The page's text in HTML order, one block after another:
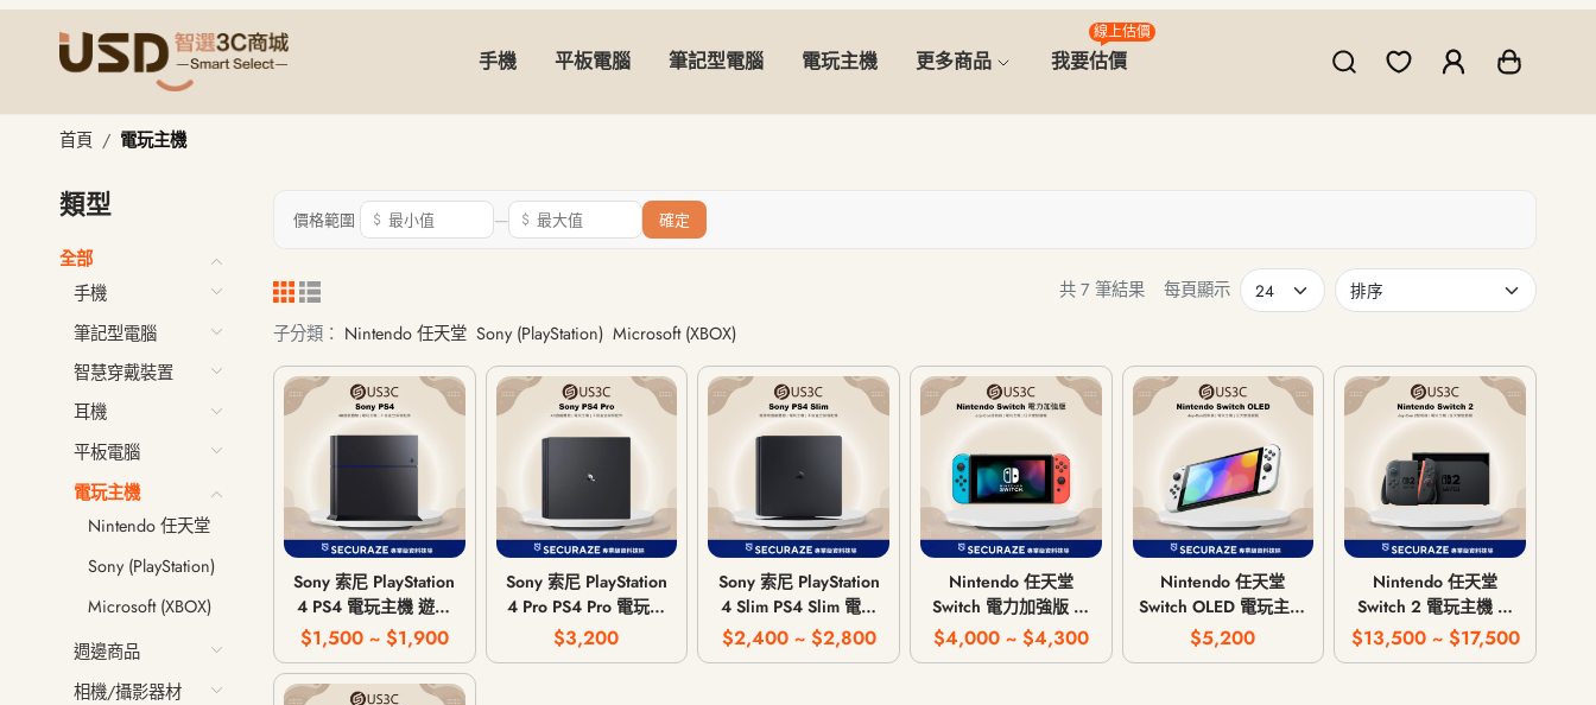
手機 平板電腦 筆記型電腦 電玩主機 更多商品 我要估價
線上估價
電玩主機
首頁 電玩主機
類型
全部
手機
筆記型電腦
智慧穿戴裝置
耳機
平板電腦
電玩主機
Nintendo 任天堂
Sony (PlayStation)
Microsoft (XBOX)
週邊商品
相機/攝影器材
價格範圍 $ — $ 確定
共 7 筆結果
每頁顯示
子分類： Nintendo 任天堂 Sony (PlayStation) Microsoft (XBOX)
Sony 索尼 PlayStation
4 PS4 電玩主機 遊戲
主機 CUH-1007A /
CUH-1207A / CUH-
1215A
$1,500 ~ $1,900
Sony 索尼 PlayStation
4 Pro PS4 Pro 電玩主
機 遊戲主機 CUH-
7117B
$3,200
Sony 索尼 PlayStation
4 Slim PS4 Slim 電玩
主機 遊戲主機 CUH-
2017A / CUH-2117A
$2,400 ~ $2,800
Nintendo 任天堂
Switch 電力加強版 電
玩主機 遊戲掌機 掌上
型遊戲機 HAC-
$4,000 ~ $4,300
Nintendo 任天堂
Switch OLED 電玩主機
遊戲掌機 掌上型遊戲
機 HEG-001
$5,200
Nintendo 任天堂
Switch 2 電玩主機 遊
戲掌機 掌上型遊戲機
$13,500 ~ $17,500